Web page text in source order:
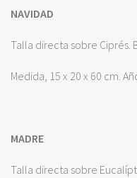
NAVIDAD
Talla directa sobre Ciprés.
Medida, 15 x 20 x 60 cm.
MADRE
Talla directa sobre